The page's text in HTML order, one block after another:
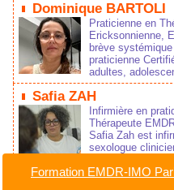
Dominique BARTOLI
Praticienne en
Ericksonnienne,
brève
praticienne
adultes,
Safia ZAH
Infirmière en
Thérapeute
Safia Zah est
sexologue
addictologie et
Formation EMDR-IMO